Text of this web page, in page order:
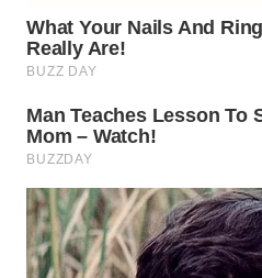
WN
BINJAI
WN
CIREBON
WN
INDRAMAYU